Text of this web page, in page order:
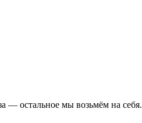
— остальное мы возьмём на себя.